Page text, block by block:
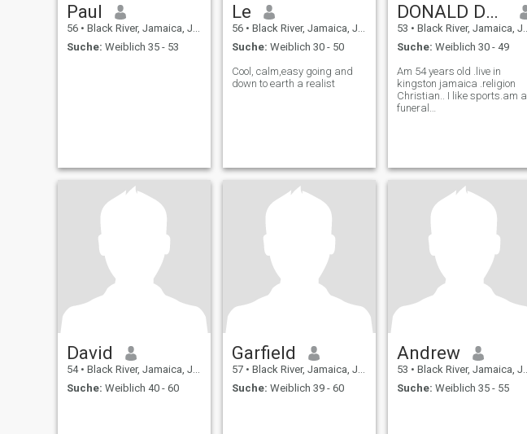
Paul
56 • Black River, Jamaica, Jamaika
Suche: Weiblich 35 - 53
Le
56 • Black River, Jamaica, Jamaika
Suche: Weiblich 30 - 50
Cool, calm,easy going and
down to earth a realist
DONALD DAVIS
53 • Black River, Jamaica, Jamaika
Suche: Weiblich 30 - 49
Am 54 years old .live in
kingston jamaica .religion
Christian.. I like sports.am a
funeral
David
54 • Black River, Jamaica, Jamaika
Suche: Weiblich 40 - 60
Garfield
57 • Black River, Jamaica, Jamaika
Suche: Weiblich 39 - 60
Andrew
53 • Black River, Jamaica, Jamaika
Suche: Weiblich 35 - 55